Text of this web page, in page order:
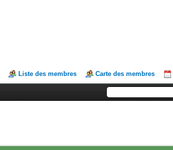
Liste des membres Carte des membres